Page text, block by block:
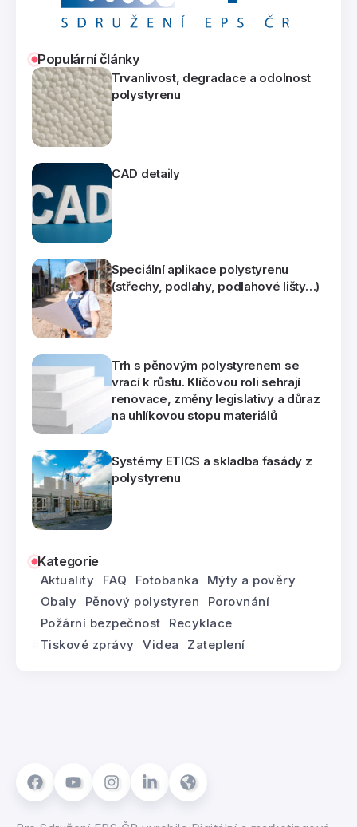
Populární články
Trvanlivost, degradace a odolnost
polystyrenu
CAD detaily
Speciální aplikace polystyrenu
(střechy, podlahy, podlahové lišty…)
Trh s pěnovým polystyrenem se
vrací k růstu. Klíčovou roli sehrají
renovace, změny legislativy a důraz
na uhlíkovou stopu materiálů
Systémy ETICS a skladba fasády z
polystyrenu
Kategorie
Aktuality FAQ Fotobanka
Mýty a pověry
Obaly
Pěnový polystyren
Porovnání
Požární bezpečnost
Recyklace
Tiskové zprávy
Videa Zateplení